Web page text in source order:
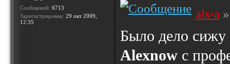
Сообщений: 6713
Зарегистрирован: 29 окт 2009,
12:35
als-a
Было дело сижу
Alexnow с